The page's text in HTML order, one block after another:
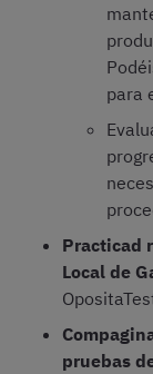
para
Practicad
Local de
pruebas